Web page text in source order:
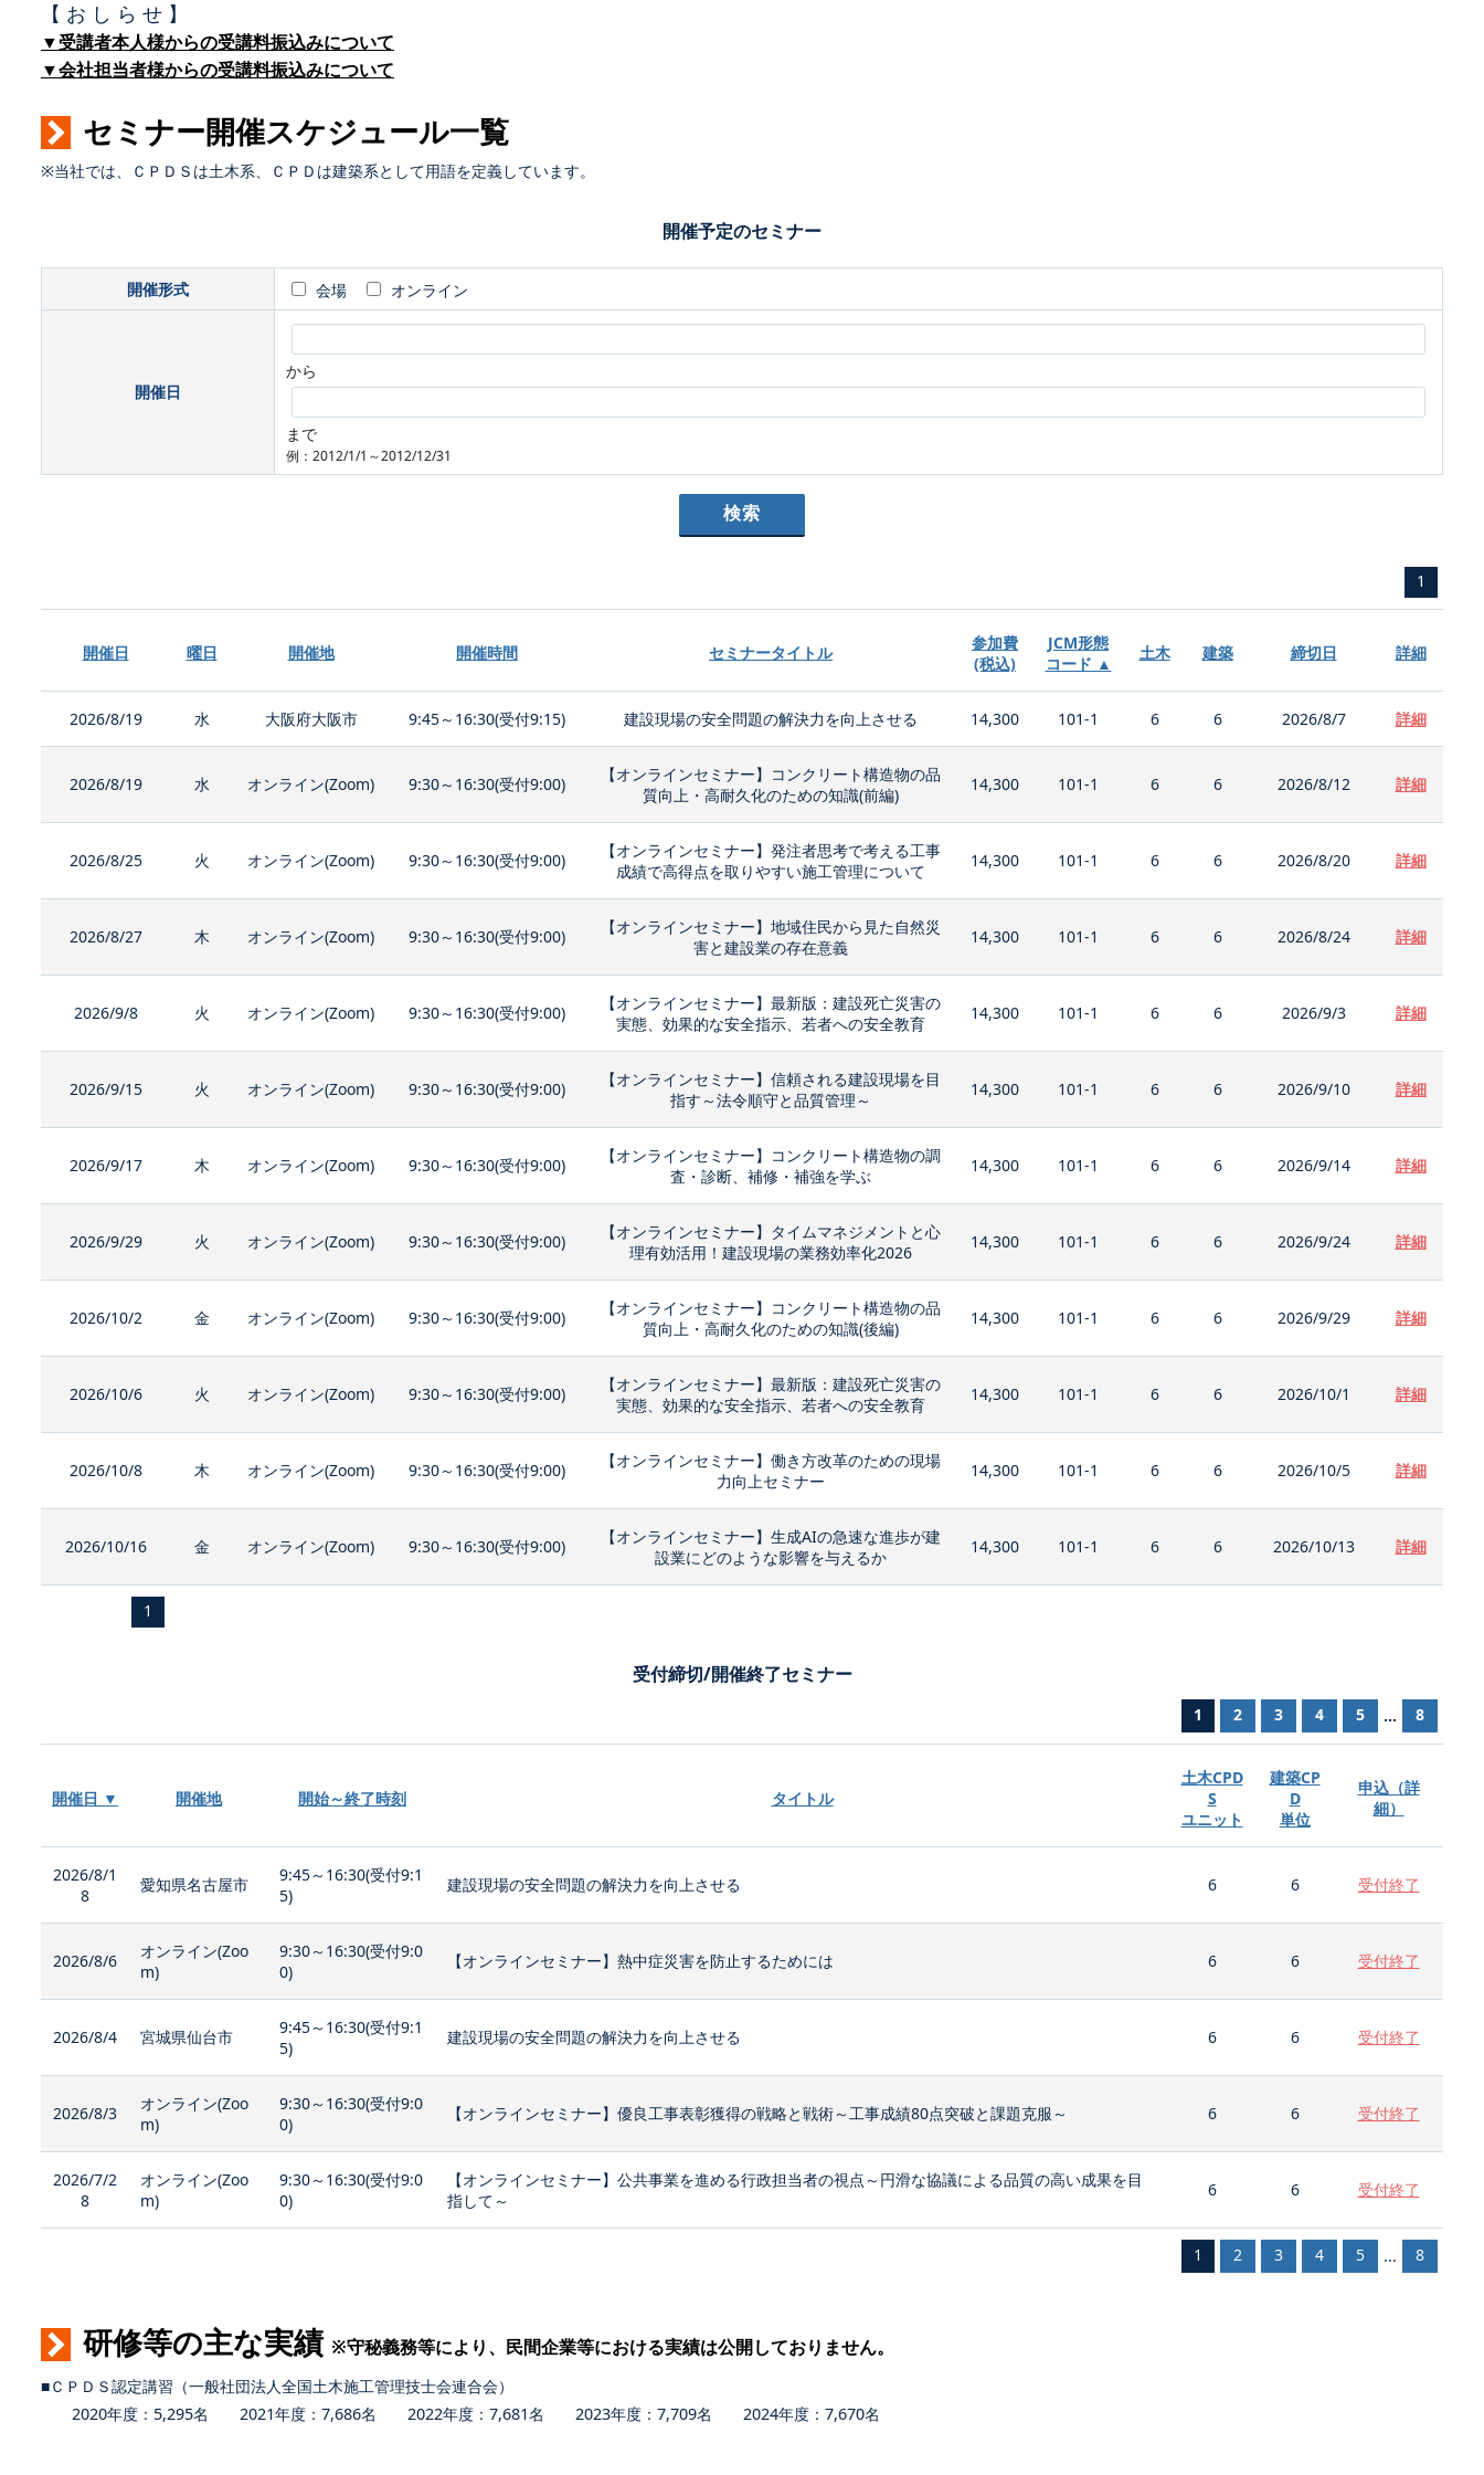
【 お し ら せ 】
▼受講者本人様からの受講料振込みについて
▼会社担当者様からの受講料振込みについて
セミナー開催スケジュール一覧
※当社では、ＣＰＤＳは土木系、ＣＰＤは建築系として用語を定義しています。
開催予定のセミナー
開催形式 会場 オンライン
開催日
から
まで
例：2012/1/1～2012/12/31
1
開催日 曜日 開催地 開催時間 セミナータイトル
参加費
(税込)
JCM形態
コード ▲
土木 建築 締切日 詳細
2026/8/19 水 大阪府大阪市 9:45～16:30(受付9:15) 建設現場の安全問題の解決力を向上させる 14,300 101-1 6 6 2026/8/7 詳細
2026/8/19 水 オンライン(Zoom) 9:30～16:30(受付9:00)
【オンラインセミナー】コンクリート構造物の品
質向上・高耐久化のための知識(前編)
14,300 101-1 6 6 2026/8/12 詳細
2026/8/25 火 オンライン(Zoom) 9:30～16:30(受付9:00)
【オンラインセミナー】発注者思考で考える工事
成績で高得点を取りやすい施工管理について
14,300 101-1 6 6 2026/8/20 詳細
2026/8/27 木 オンライン(Zoom) 9:30～16:30(受付9:00)
【オンラインセミナー】地域住民から見た自然災
害と建設業の存在意義
14,300 101-1 6 6 2026/8/24 詳細
2026/9/8 火 オンライン(Zoom) 9:30～16:30(受付9:00)
【オンラインセミナー】最新版：建設死亡災害の
実態、効果的な安全指示、若者への安全教育
14,300 101-1 6 6 2026/9/3 詳細
2026/9/15 火 オンライン(Zoom) 9:30～16:30(受付9:00)
【オンラインセミナー】信頼される建設現場を目
指す～法令順守と品質管理～
14,300 101-1 6 6 2026/9/10 詳細
2026/9/17 木 オンライン(Zoom) 9:30～16:30(受付9:00)
【オンラインセミナー】コンクリート構造物の調
査・診断、補修・補強を学ぶ
14,300 101-1 6 6 2026/9/14 詳細
2026/9/29 火 オンライン(Zoom) 9:30～16:30(受付9:00)
【オンラインセミナー】タイムマネジメントと心
理有効活用！建設現場の業務効率化2026
14,300 101-1 6 6 2026/9/24 詳細
2026/10/2 金 オンライン(Zoom) 9:30～16:30(受付9:00)
【オンラインセミナー】コンクリート構造物の品
質向上・高耐久化のための知識(後編)
14,300 101-1 6 6 2026/9/29 詳細
2026/10/6 火 オンライン(Zoom) 9:30～16:30(受付9:00)
【オンラインセミナー】最新版：建設死亡災害の
実態、効果的な安全指示、若者への安全教育
14,300 101-1 6 6 2026/10/1 詳細
2026/10/8 木 オンライン(Zoom) 9:30～16:30(受付9:00)
【オンラインセミナー】働き方改革のための現場
力向上セミナー
14,300 101-1 6 6 2026/10/5 詳細
2026/10/16 金 オンライン(Zoom) 9:30～16:30(受付9:00)
【オンラインセミナー】生成AIの急速な進歩が建
設業にどのような影響を与えるか
14,300 101-1 6 6 2026/10/13 詳細
1
受付締切/開催終了セミナー
1 2 3 4 5 ... 8
開催日 ▼ 開催地 開始～終了時刻 タイトル
土木CPD
S
ユニット
建築CP
D
単位
申込（詳
細）
2026/8/1
8
愛知県名古屋市
9:45～16:30(受付9:1
5)
建設現場の安全問題の解決力を向上させる 6 6 受付終了
2026/8/6
オンライン(Zoo
m)
9:30～16:30(受付9:0
0)
【オンラインセミナー】熱中症災害を防止するためには 6 6 受付終了
2026/8/4 宮城県仙台市
9:45～16:30(受付9:1
5)
建設現場の安全問題の解決力を向上させる 6 6 受付終了
2026/8/3
オンライン(Zoo
m)
9:30～16:30(受付9:0
0)
【オンラインセミナー】優良工事表彰獲得の戦略と戦術～工事成績80点突破と課題克服～ 6 6 受付終了
2026/7/2
8
オンライン(Zoo
m)
9:30～16:30(受付9:0
0)
【オンラインセミナー】公共事業を進める行政担当者の視点～円滑な協議による品質の高い成果を目
指して～
6 6 受付終了
1 2 3 4 5 ... 8
研修等の主な実績 ※守秘義務等により、民間企業等における実績は公開しておりません。
■ＣＰＤＳ認定講習（一般社団法人全国土木施工管理技士会連合会）
2020年度：5,295名 2021年度：7,686名 2022年度：7,681名 2023年度：7,709名 2024年度：7,670名